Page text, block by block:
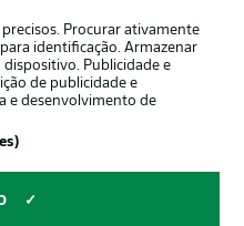
Procurar ativamente
identificação. Armazenar
Publicidade e
de publicidade e
e desenvolvimento de